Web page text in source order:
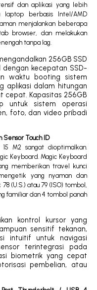
dan aplikasi yang lebih
laptop berbasis Intel/AMD
menjalankan beberapa
browser, dan melakukan
tanpa lag.
256GB SSD
kecepatan SSD-
waktu booting sistem
aplikasi dalam hitungan
cepat. Kapasitas 256GB
untuk sistem operasi
foto, dan video pribadi
Sensor Touch ID
M2 sangat dioptimalkan.
Keyboard. Magic Keyboard
memberikan travel kunci
yang nyaman dan
(U.S.) atau 79 (ISO) tombol,
familiar dan 4 tombol panah
kontrol kursor yang
sensitif tekanan,
intuitif untuk navigasi
terintegrasi pada
biometrik yang cepat
pembelian, atau